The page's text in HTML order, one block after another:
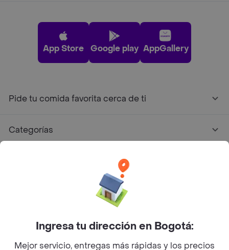
App Store Google play AppGallery
Pide tu comida favorita cerca de ti
Categorías
Facebook
Twitter
Instagram
©2026Rappi Inc. All rights reserved.
Ingresa tu dirección en Bogotá:
Mejor servicio, entregas más rápidas y los precios